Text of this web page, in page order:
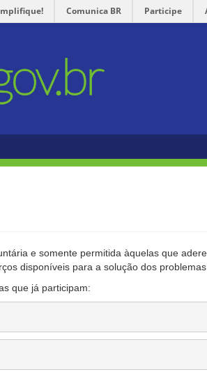
Comunica BR Participe
e somente permitida àquelas que
disponíveis para a solução dos
que já participam: